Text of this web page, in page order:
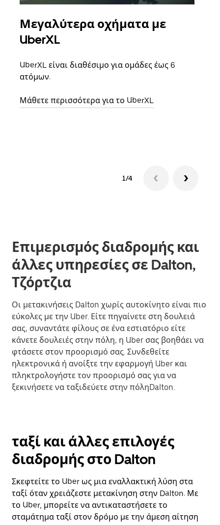
Μεγαλύτερα οχήματα με
UberXL
UberXL είναι διαθέσιμο για ομάδες έως 6
ατόμων.
Μάθετε περισσότερα για το UberXL
1/4
Επιμερισμός διαδρομής και
άλλες υπηρεσίες σε Dalton,
Τζόρτζια
Οι μετακινήσεις Dalton χωρίς αυτοκίνητο είναι πιο
εύκολες με την Uber. Είτε πηγαίνετε στη δουλειά
σας, συναντάτε φίλους σε ένα εστιατόριο είτε
κάνετε δουλειές στην πόλη, η Uber σας βοηθάει να
φτάσετε στον προορισμό σας. Συνδεθείτε
ηλεκτρονικά ή ανοίξτε την εφαρμογή Uber και
πληκτρολογήστε τον προορισμό σας για να
ξεκινήσετε να ταξιδεύετε στην πόληDalton.
ταξί και άλλες επιλογές
διαδρομής στο Dalton
Σκεφτείτε το Uber ως μια εναλλακτική λύση στα
ταξί όταν χρειάζεστε μετακίνηση στην Dalton. Με
το Uber, μπορείτε να αντικαταστήσετε το
σταμάτημα ταξί στον δρόμο με την άμεση αίτηση